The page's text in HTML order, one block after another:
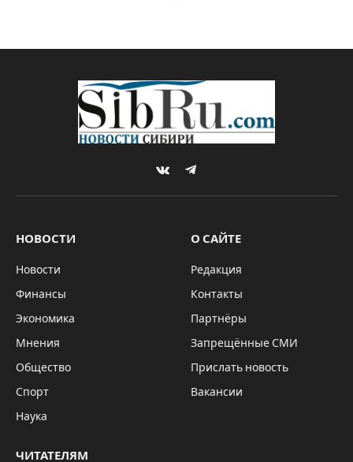
“культурной столицы”
Челябинску
15.12.2025 *ГЛАВНОЕ
2 Mins Read
Культурной столицей России 2027 года
стал Челябинск. За право называться